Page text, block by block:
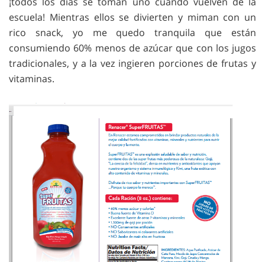
escuela! Mientras ellos se divierten y miman con un
rico snack, yo me quedo tranquila que están
consumiendo 60% menos de azúcar que con los jugos
tradicionales, y a la vez ingieren porciones de frutas y
vitaminas.